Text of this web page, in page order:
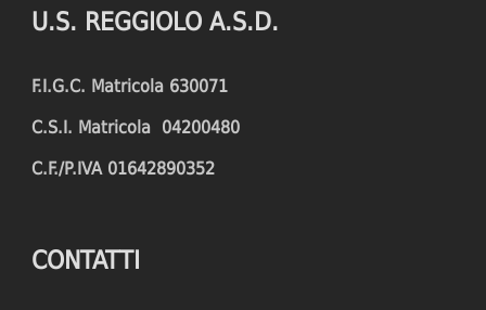
U.S. REGGIOLO A.S.D.
F.I.G.C. Matricola 630071
C.S.I. Matricola 04200480
C.F./P.IVA 01642890352
CONTATTI